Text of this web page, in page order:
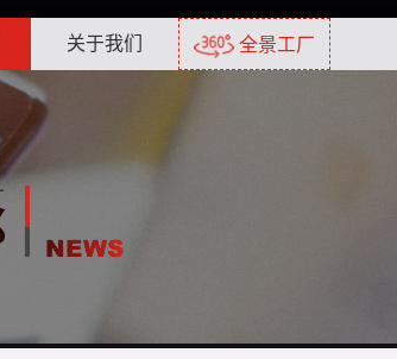
关于我们 全景工厂